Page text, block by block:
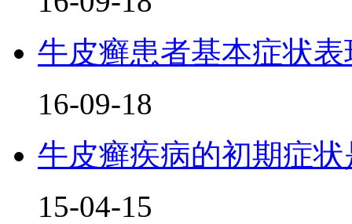
牛皮癣患者基本症状
16-09-18
牛皮癣疾病的初期症
15-04-15